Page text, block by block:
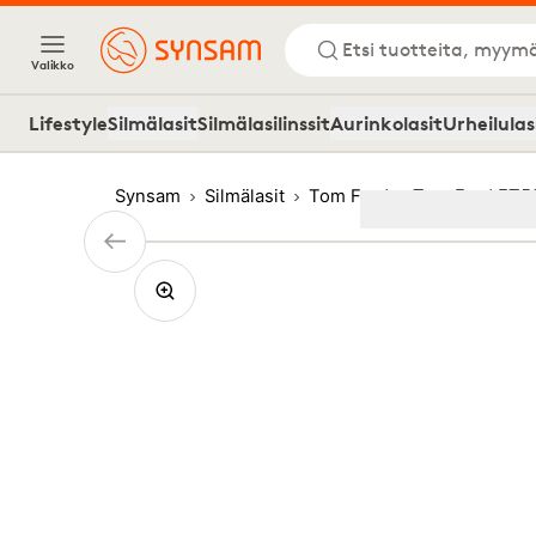
Valikko
Etsi tuotteita,
LifestyleSilmälasitSilmälasilinssitAurinkolasit
Synsam Silmälasit Tom Ford Tom Ford